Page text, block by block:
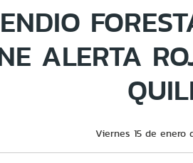
ALERTA
Viernes 15 de enero